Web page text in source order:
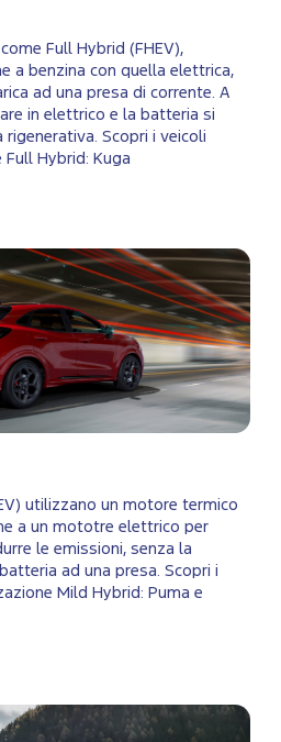
Full Hybrid (FHEV),
a benzina con quella elettrica,
ad una presa di corrente. A
in elettrico e la batteria si
Scopri i veicoli
Hybrid: Kuga
utilizzano un motore termico
a un mototre elettrico per
le emissioni, senza la
ad una presa. Scopri i
Mild Hybrid: Puma e